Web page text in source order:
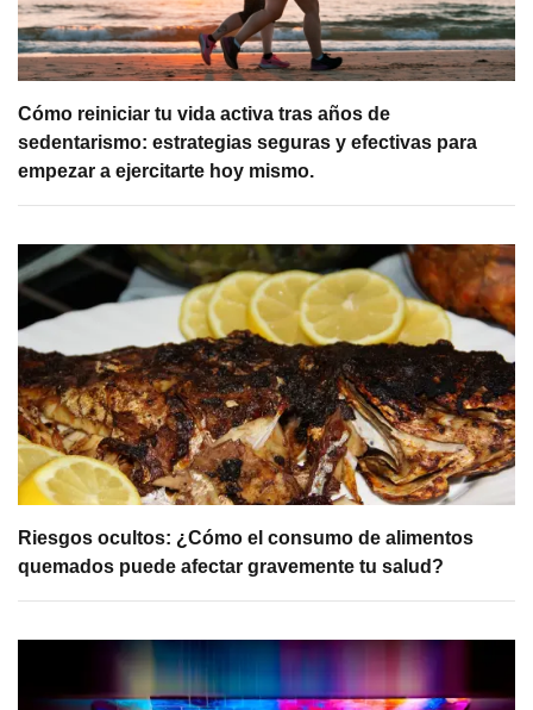
Cómo reiniciar tu vida activa tras años de
sedentarismo: estrategias seguras y efectivas para
empezar a ejercitarte hoy mismo.
Riesgos ocultos: ¿Cómo el consumo de alimentos
quemados puede afectar gravemente tu salud?